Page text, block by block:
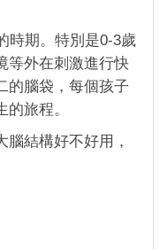
時期。特別是0-3歲
等外在刺激進行快
的腦袋，每個孩子
旅程。
腦結構好不好用，